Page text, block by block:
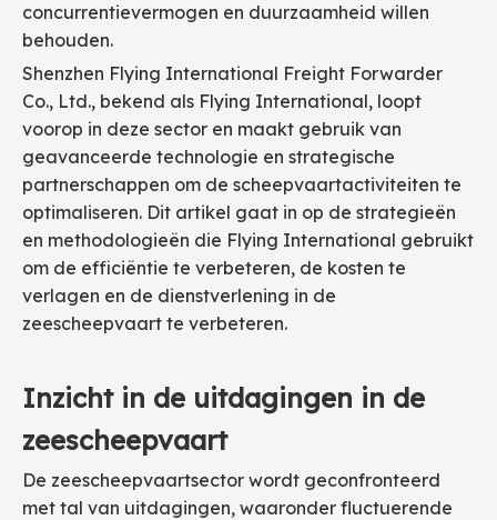
concurrentievermogen en duurzaamheid willen
behouden.
Shenzhen Flying International Freight Forwarder
Co., Ltd., bekend als Flying International, loopt
voorop in deze sector en maakt gebruik van
geavanceerde technologie en strategische
partnerschappen om de scheepvaartactiviteiten te
optimaliseren. Dit artikel gaat in op de strategieën
en methodologieën die Flying International gebruikt
om de efficiëntie te verbeteren, de kosten te
verlagen en de dienstverlening in de
zeescheepvaart te verbeteren.
Inzicht in de uitdagingen in de
zeescheepvaart
De zeescheepvaartsector wordt geconfronteerd
met tal van uitdagingen, waaronder fluctuerende